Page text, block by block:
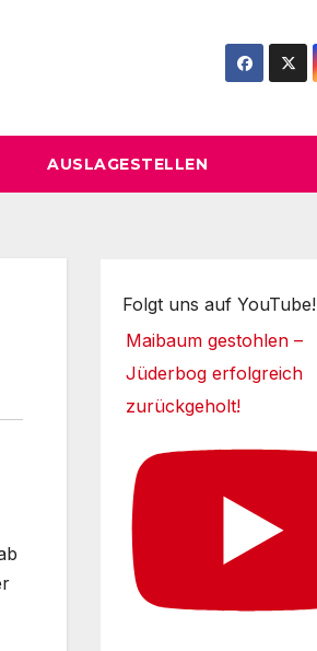
AUSLAGESTELLEN
Folgt uns auf YouTube!
Maibaum gestohlen –
Jüderbog erfolgreich
zurückgeholt!